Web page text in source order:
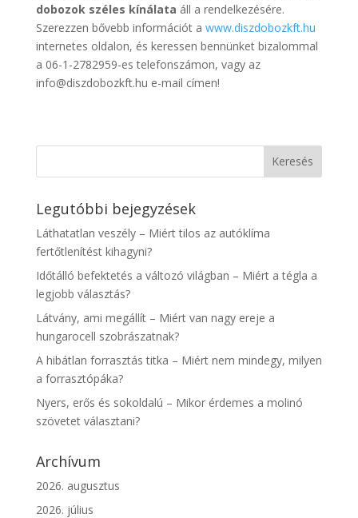
dobozok széles kínálata áll a rendelkezésére.
Szerezzen bővebb információt a www.diszdobozkft.hu
internetes oldalon, és keressen bennünket bizalommal
a 06-1-2782959-es telefonszámon, vagy az
info@diszdobozkft.hu e-mail címen!
Legutóbbi bejegyzések
Láthatatlan veszély – Miért tilos az autóklíma
fertőtlenítést kihagyni?
Időtálló befektetés a változó világban – Miért a tégla a
legjobb választás?
Látvány, ami megállít – Miért van nagy ereje a
hungarocell szobrászatnak?
A hibátlan forrasztás titka – Miért nem mindegy, milyen
a forrasztópáka?
Nyers, erős és sokoldalú – Mikor érdemes a molinó
szövetet választani?
Archívum
2026. augusztus
2026. július